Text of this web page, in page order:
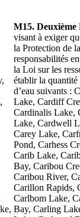
M15. Deuxième
visant à exiger
la Protection de
responsabilités
la Loi sur les
établir la quantité
d’eau suivants :
Lake, Cardiff
Cardinalis Lake,
Lake, Cardwell
Carey Lake,
Pond, Carhess
Carib Lake,
Bay, Caribou
Caribou River,
Carillon Rapids,
Carlbom Lake,
Bay, Carling